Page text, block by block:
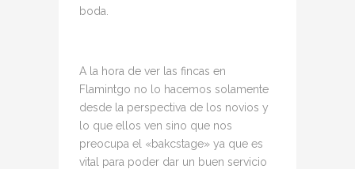
boda.
A la hora de ver las fincas en
Flamintgo no lo hacemos solamente
desde la perspectiva de los novios y
lo que ellos ven sino que nos
preocupa el «bakcstage» ya que es
vital para poder dar un buen servicio